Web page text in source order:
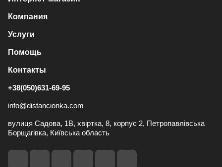
Компания
Услуги
Помощь
Контакты
+38(050)631-69-95
info@distancionka.com
вулиця Садова, 1В, хвіртка, 8, корпус 2, Петропавлівська
Борщагівка, Київська область